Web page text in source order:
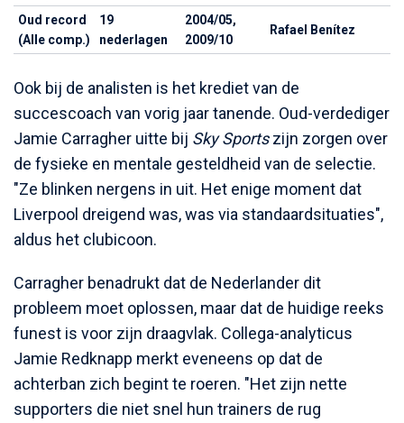
Oud record
(Alle comp.)
19
nederlagen
2004/05,
2009/10
Rafael Benítez
Ook bij de analisten is het krediet van de
succescoach van vorig jaar tanende. Oud-verdediger
Jamie Carragher uitte bij Sky Sportszijn zorgen over
de fysieke en mentale gesteldheid van de selectie.
"Ze blinken nergens in uit. Het enige moment dat
Liverpool dreigend was, was via standaardsituaties",
aldus het clubicoon.
Carragher benadrukt dat de Nederlander dit
probleem moet oplossen, maar dat de huidige reeks
funest is voor zijn draagvlak. Collega-analyticus
Jamie Redknapp merkt eveneens op dat de
achterban zich begint te roeren. "Het zijn nette
supporters die niet snel hun trainers de rug